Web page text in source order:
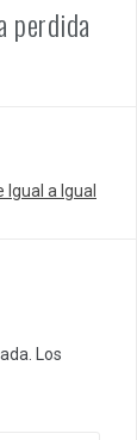
perdida
Igual a Igual
Los